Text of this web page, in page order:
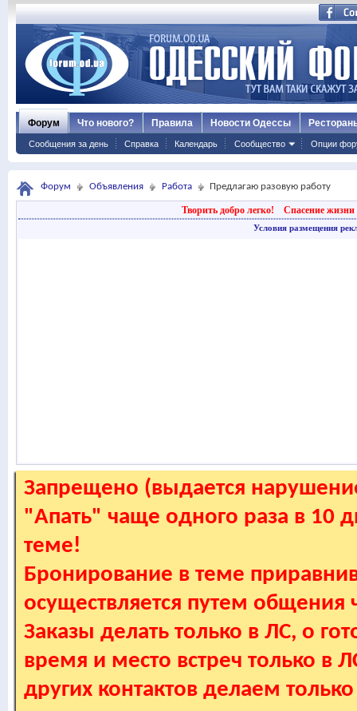
Форум
Сообщения за день Справка Календарь Сообщество Опции
Что нового? Правила Новости Одессы
Форум Объявления Работа Предлагаю разовую работу
Творить добро легко! Спасение жизни
Условия размещения
Запрещено (выдается
"Апать" чаще одного раза в 10
теме!
Бронирование в теме
осуществляется путем
Заказы делать только в ЛС, о
время и место встреч только в
других контактов делаем